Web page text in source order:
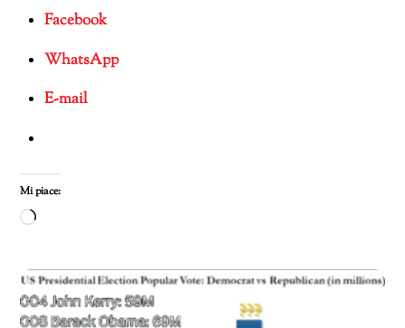
Facebook
WhatsApp
E-mail
Mi piace:
Caricamento
corso…